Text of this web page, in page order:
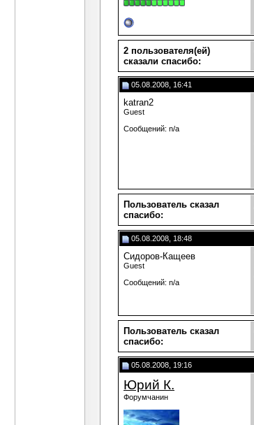
2 пользователя(ей)
сказали cпасибо:
05.08.2008, 16:41
katran2
Guest
Сообщений: n/a
Пользователь сказал
cпасибо:
05.08.2008, 18:48
Сидоров-Кащеев
Guest
Сообщений: n/a
Пользователь сказал
cпасибо:
05.08.2008, 19:16
Юрий К.
Форумчанин